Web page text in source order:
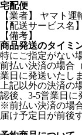
宅配便
【業者】 ヤマト運
【配送サービス名
【備考】
商品発送のタイミ
特にご指定がない
前払い決済の場合
業日に発送いたし
上記以外の決済
認後、3-5営業日に
※前払い決済の場
届け予定日が前後